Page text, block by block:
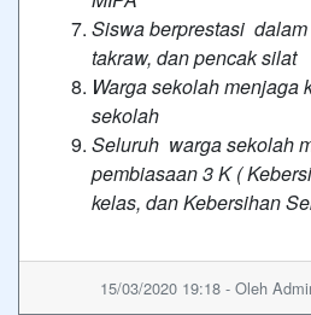
Siswa berprestasi
takraw, dan pencak silat
Warga sekolah menjaga
sekolah
Seluruh warga sekolah
pembiasaan 3 K (
kelas, dan Kebersihan
15/03/2020 19:18 - Oleh